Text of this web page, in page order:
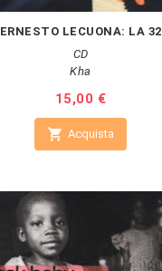
ERNESTO LECUONA: LA 32
CD
Kha
Prezzo
15,00 €
 Acquista